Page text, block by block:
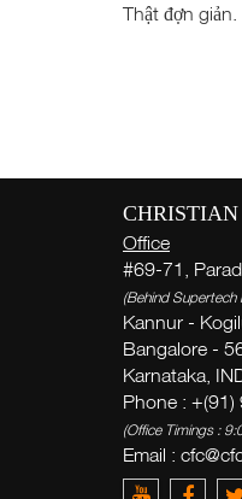
Thật đợn
Office
#69-71,
(Behind
Kannur -
Bangalore -
Karnataka,
Phone :
(Office Timings :
Email :